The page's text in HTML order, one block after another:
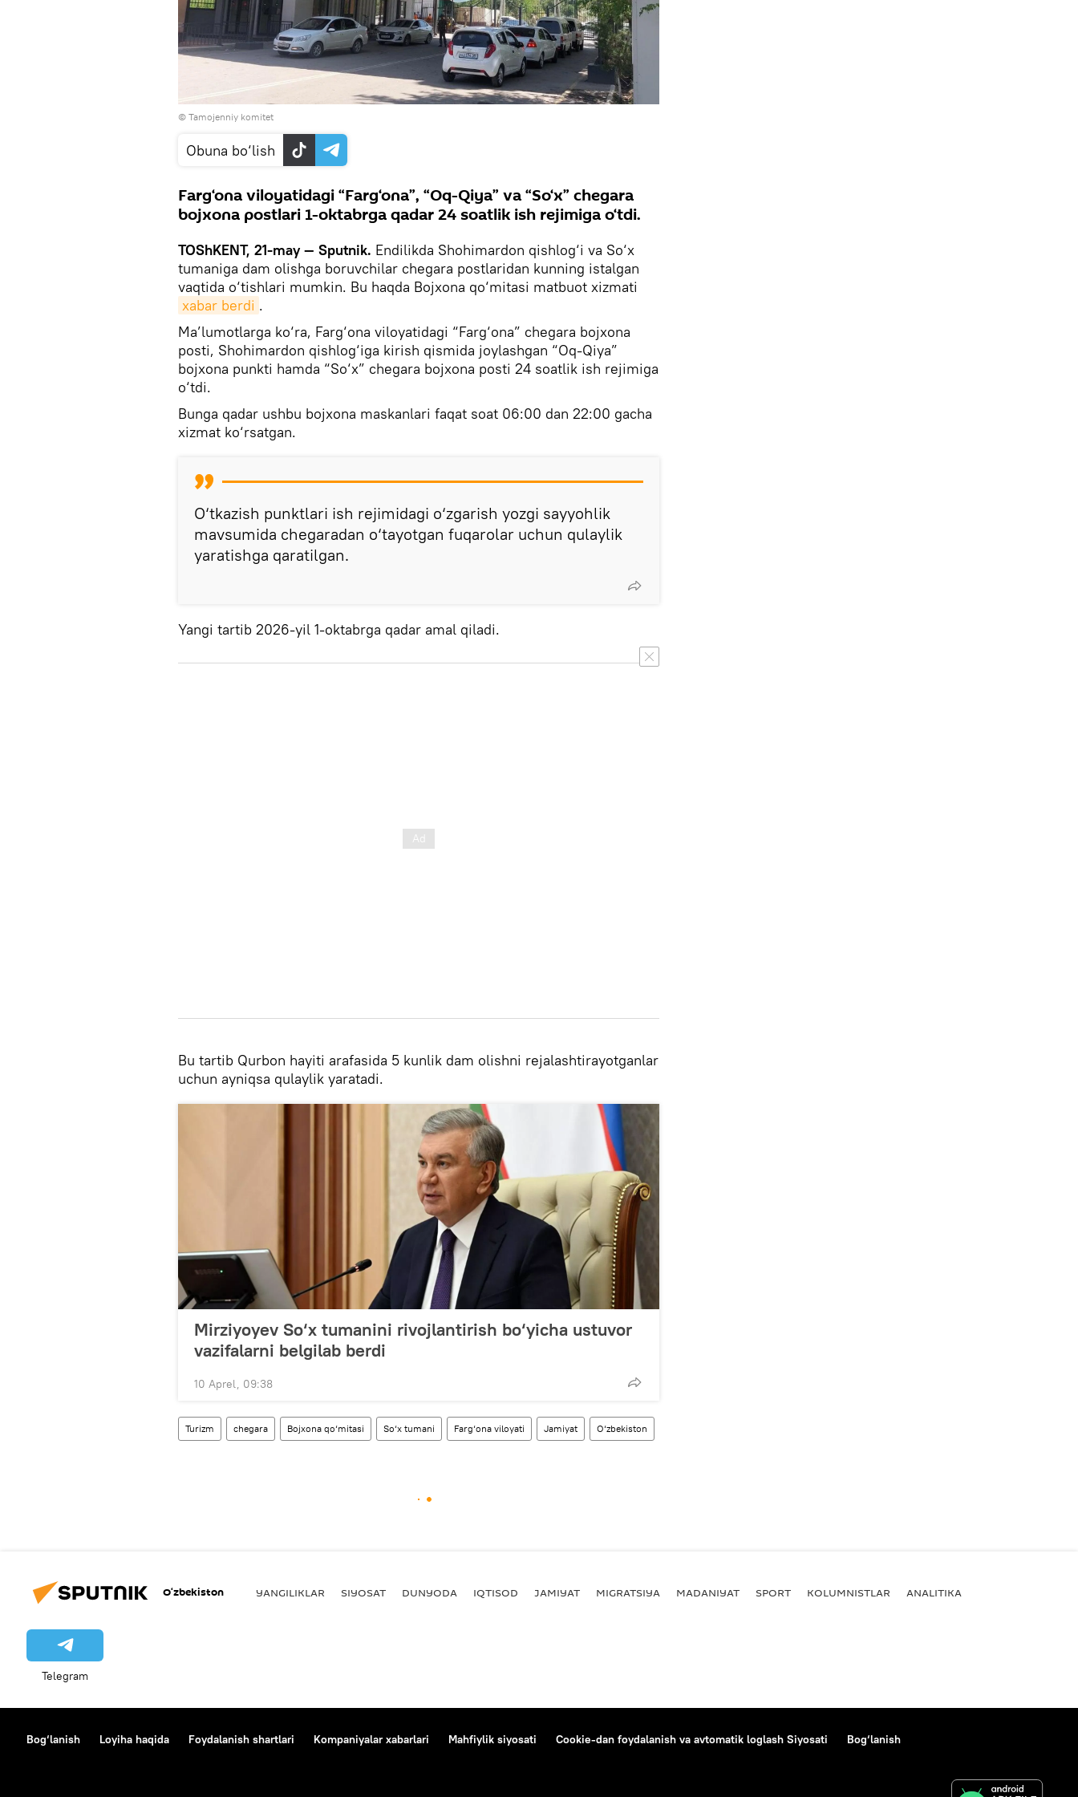
© Tamojenniy komitet
Obuna bo‘lish
Farg‘ona viloyatidagi “Farg‘ona”, “Oq-Qiya” va “So‘x” chegara
bojxona postlari 1-oktabrga qadar 24 soatlik ish rejimiga o‘tdi.
TOShKENT, 21-may — Sputnik. Endilikda Shohimardon qishlog‘i va So‘x
tumaniga dam olishga boruvchilar chegara postlaridan kunning istalgan
vaqtida o‘tishlari mumkin. Bu haqda Bojxona qo‘mitasi matbuot xizmati
xabar berdi .
Ma’lumotlarga ko‘ra, Farg‘ona viloyatidagi “Farg‘ona” chegara bojxona
posti, Shohimardon qishlog‘iga kirish qismida joylashgan “Oq-Qiya”
bojxona punkti hamda “So‘x” chegara bojxona posti 24 soatlik ish rejimiga
o‘tdi.
Bunga qadar ushbu bojxona maskanlari faqat soat 06:00 dan 22:00 gacha
xizmat ko‘rsatgan.
O‘tkazish punktlari ish rejimidagi o‘zgarish yozgi sayyohlik
mavsumida chegaradan o‘tayotgan fuqarolar uchun qulaylik
yaratishga qaratilgan.
Yangi tartib 2026-yil 1-oktabrga qadar amal qiladi.
Bu tartib Qurbon hayiti arafasida 5 kunlik dam olishni rejalashtirayotganlar
uchun ayniqsa qulaylik yaratadi.
Mirziyoyev So‘x tumanini rivojlantirish bo‘yicha ustuvor
vazifalarni belgilab berdi
10 Aprel, 09:38
Turizm chegara Bojxona qo‘mitasi So‘x tumani Farg‘ona viloyati Jamiyat O‘zbekiston
O‘zbekiston YANGILIKLAR SIYOSAT DUNYODA IQTISOD JAMIYAT MIGRATSIYA MADANIYAT SPORT KOLUMNISTLAR ANALITIKA
Telegram
Bog‘lanish Loyiha haqida Foydalanish shartlari Kompaniyalar xabarlari Mahfiylik siyosati Cookie-dan foydalanish va avtomatik loglash Siyosati Bog‘lanish